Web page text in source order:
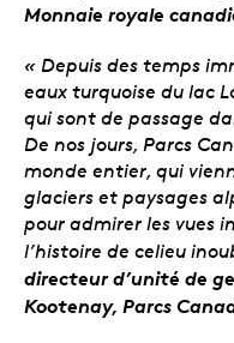
Monnaie royale
« Depuis des temps
eaux turquoise du lac
qui sont de passage
De nos jours, Parcs
monde entier, qui
glaciers et paysages
pour admirer les vues
l’histoire de celieu
directeur d’unité de
Kootenay, Parcs